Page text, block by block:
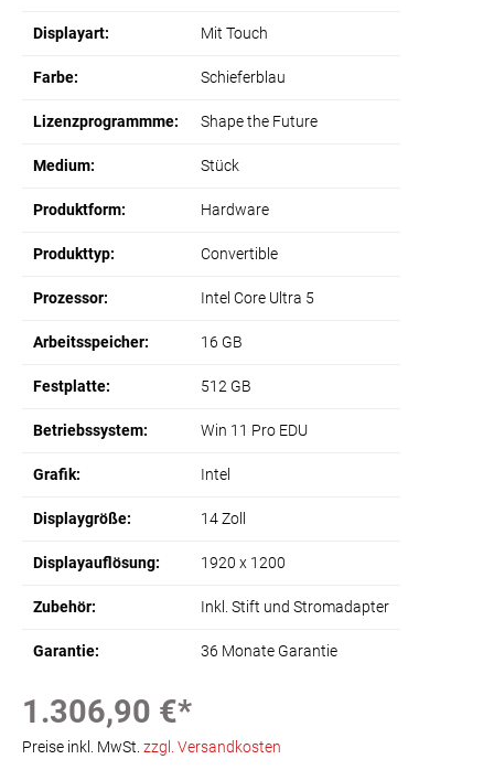
Displayart: Mit Touch
Farbe: Schieferblau
Lizenzprogrammme: Shape the Future
Medium: Stück
Produktform: Hardware
Produkttyp: Convertible
Prozessor: Intel Core Ultra 5
Arbeitsspeicher: 16 GB
Festplatte: 512 GB
Betriebssystem: Win 11 Pro EDU
Grafik: Intel
Displaygröße: 14 Zoll
Displayauflösung: 1920 x 1200
Zubehör: Inkl. Stift und Stromadapter
Garantie: 36 Monate Garantie
1.306,90 €*
Preise inkl. MwSt. zzgl. Versandkosten